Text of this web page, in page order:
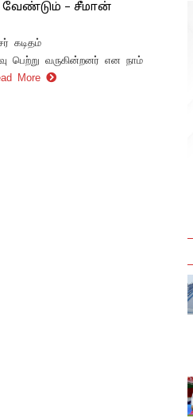
வேண்டும் – சீமான்
கடிதம்
பெற்று வருகின்றனர் என நாம்
More